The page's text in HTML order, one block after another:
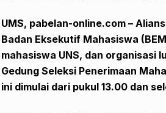
UMS, pabelan-online.com –
Badan Eksekutif Mahasiswa
mahasiswa UNS, dan organisasi
Gedung Seleksi Penerimaan
ini dimulai dari pukul 13.00 dan